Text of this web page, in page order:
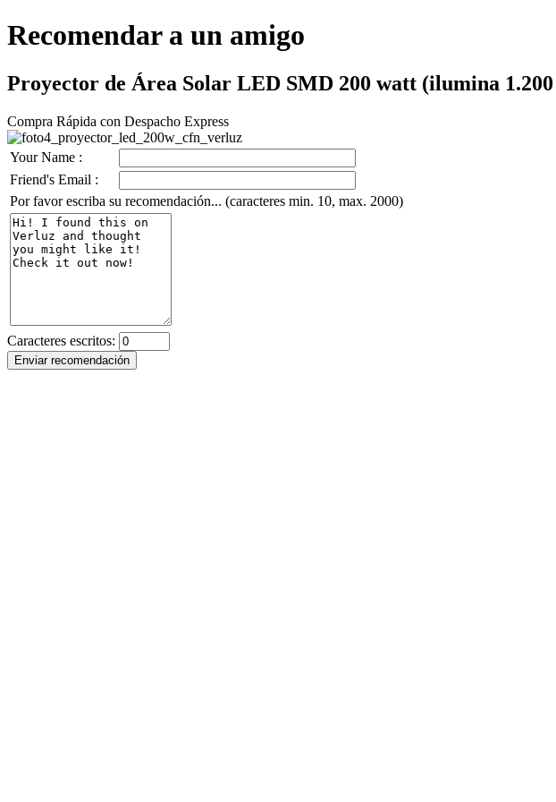
Recomendar a un amigo
Proyector de Área Solar LED SMD 200 watt (ilumina
Compra Rápida con Despacho Express
Your Name :
Friend's Email :
Por favor escriba su recomendación... (caracteres min. 10, max. 2000)
Caracteres escritos: